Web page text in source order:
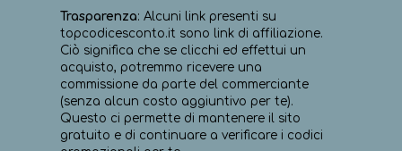
Trasparenza: Alcuni link presenti su
topcodicesconto.it sono link di affiliazione.
Ciò significa che se clicchi ed effettui un
acquisto, potremmo ricevere una
commissione da parte del commerciante
(senza alcun costo aggiuntivo per te).
Questo ci permette di mantenere il sito
gratuito e di continuare a verificare i codici